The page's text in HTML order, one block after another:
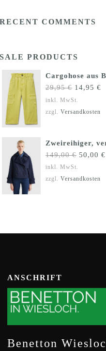
RECENT COMMENTS
SALE PRODUCTS
Cargohose aus
29,95€
Preis
war:
14,95 €
inkl. MwSt.
zzgl. Versandkosten
Zweireihiger,
149,00€
war:
50,00 €
inkl. MwSt.
zzgl. Versandkosten
ANSCHRIFT
Benetton